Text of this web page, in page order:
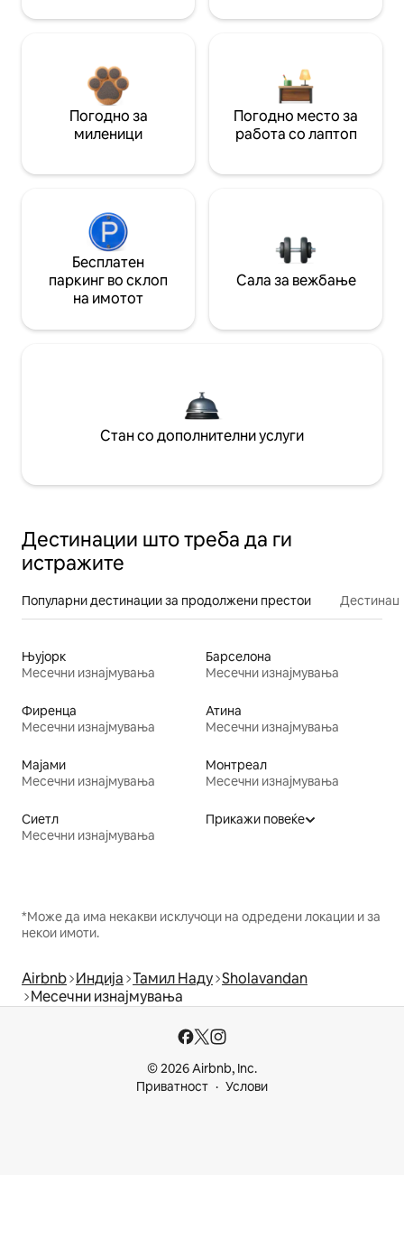
Погодно за
миленици
Погодно место за
работа со лаптоп
Бесплатен
паркинг во склоп
на имотот
Сала за вежбање
Стан со дополнителни услуги
Дестинации што треба да ги
истражите
Популарни дестинации за продолжени престои
Њујорк
Месечни изнајмувања
Барселона
Месечни изнајмувања
Фиренца
Месечни изнајмувања
Атина
Месечни изнајмувања
Мајами
Месечни изнајмувања
Монтреал
Месечни изнајмувања
Сиетл
Месечни изнајмувања
Прикажи повеќе
*Може да има некакви исклучоци на одредени локации и за
некои имоти.
Airbnb Индија Тамил Наду Sholavandan
Месечни изнајмувања
© 2026 Airbnb, Inc.
Приватност
Услови